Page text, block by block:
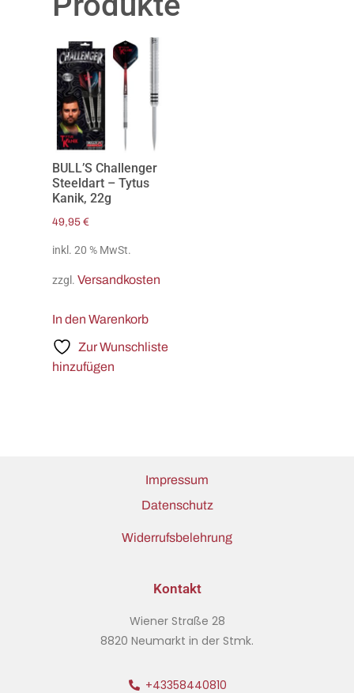
BULL’S Challenger
Steeldart – Tytus
Kanik, 22g
49,95 €
inkl. 20 % MwSt.
zzgl. Versandkosten
In den Warenkorb
Zur Wunschliste
hinzufügen
Impressum
Datenschutz
Widerrufsbelehrung
Kontakt
Wiener Straße 28
8820 Neumarkt in der Stmk.
+43358440810